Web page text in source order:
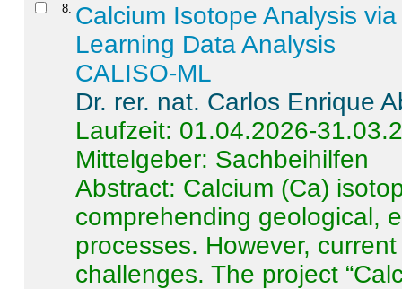
8 Calcium Isotope Analysis
Learning Data Analysis
CALISO-ML
Dr. rer. nat. Carlos Enrique
Laufzeit: 01.04.2026-
Mittelgeber: Sachbeihilfen
Abstract: Calcium (Ca)
comprehending geological,
processes. However,
challenges. The project